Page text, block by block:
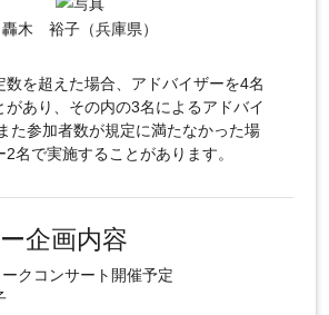
轟木 裕子（兵庫県）
数を超えた場合、アドバイザーを4名
があり、その内の3名によるアドバイ
た参加者数が規定に満たなかった場
名で実施することがあります。
企画内容
クコンサート開催予定